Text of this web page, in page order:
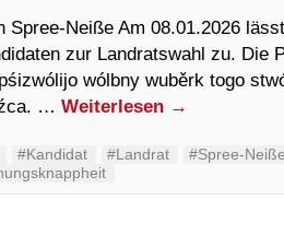
Spree-Neiße Am 08.01.2026
zur Landratswahl zu. Die
wólbny wuběrk togo
…Weiterlesen →
#Kandidat #Landrat
#Spree-Neiße